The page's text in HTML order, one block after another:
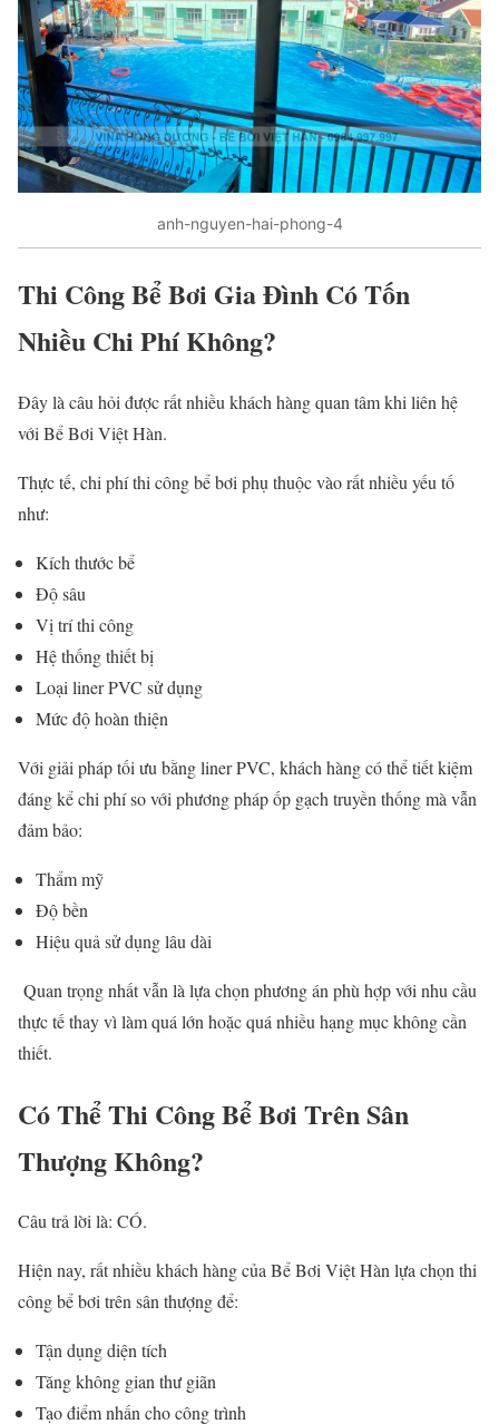
anh-nguyen-hai-phong-4
Thi Công Bể Bơi Gia Đình Có Tốn
Nhiều Chi Phí Không?
Đây là câu hỏi được rất nhiều khách hàng quan tâm khi liên hệ
với Bể Bơi Việt Hàn.
Thực tế, chi phí thi công bể bơi phụ thuộc vào rất nhiều yếu tố
như:
Kích thước bể
Độ sâu
Vị trí thi công
Hệ thống thiết bị
Loại liner PVC sử dụng
Mức độ hoàn thiện
Với giải pháp tối ưu bằng liner PVC, khách hàng có thể tiết kiệm
đáng kể chi phí so với phương pháp ốp gạch truyền thống mà vẫn
đảm bảo:
Thẩm mỹ
Độ bền
Hiệu quả sử dụng lâu dài
Quan trọng nhất vẫn là lựa chọn phương án phù hợp với nhu cầu
thực tế thay vì làm quá lớn hoặc quá nhiều hạng mục không cần
thiết.
Có Thể Thi Công Bể Bơi Trên Sân
Thượng Không?
Câu trả lời là: CÓ.
Hiện nay, rất nhiều khách hàng của Bể Bơi Việt Hàn lựa chọn thi
công bể bơi trên sân thượng để:
Tận dụng diện tích
Tăng không gian thư giãn
Tạo điểm nhấn cho công trình